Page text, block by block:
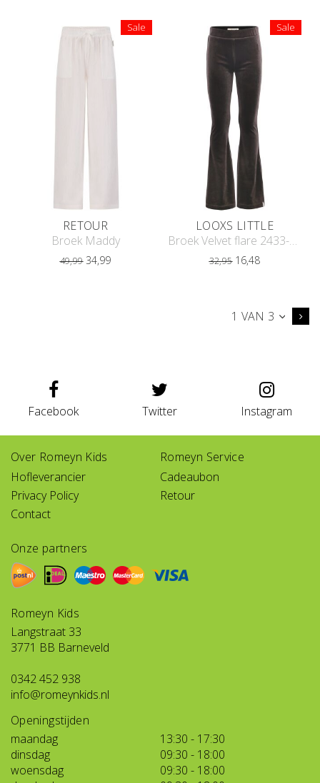
RETOUR
Broek Maddy
49,99 34,99
Sale
LOOXS LITTLE
Broek Velvet flare 2433-7606
32,95 16,48
Sale
1 VAN 3
Facebook Twitter Instagram
Over Romeyn Kids
Hofleverancier
Privacy Policy
Contact
Romeyn Service
Cadeaubon
Retour
Onze partners
Romeyn Kids
Langstraat 33
3771 BB Barneveld
0342 452 938
info@romeynkids.nl
Openingstijden
maandag
13:30 - 17:30
dinsdag
09:30 - 18:00
woensdag
09:30 - 18:00